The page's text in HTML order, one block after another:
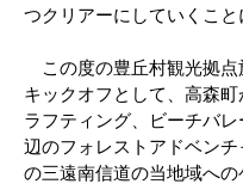
つクリアーにしていくこと
この度の豊丘村観光拠点
キックオフとして、高森町
ラフティング、ビーチバ
辺のフォレストアドベン
の三遠南信道の当地域へ